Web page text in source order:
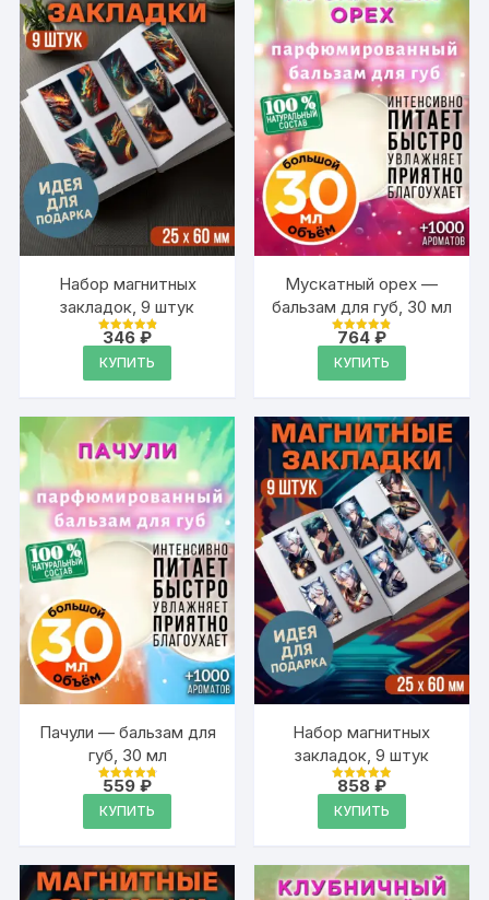
Набор магнитных
закладок, 9 штук
Оценка
из 5
346₽
КУПИТЬ
Мускатный орех —
бальзам для губ, 30 мл
Оценка
из 5
764 ₽
КУПИТЬ
Пачули — бальзам для
губ, 30 мл
Оценка
из 5
559₽
КУПИТЬ
Набор магнитных
закладок, 9 штук
Оценка
из 5
858 ₽
КУПИТЬ